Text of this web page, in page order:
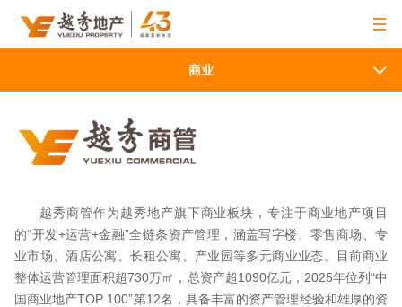
商业
越秀商管作为越秀地产旗下商业板块，专注于商业地产项目
的“开发+运营+金融”全链条资产管理，涵盖写字楼、零售商场、专
业市场、酒店公寓、长租公寓、产业园等多元商业业态。目前商业
整体运营管理面积超730万㎡，总资产超1090亿元，2025年位列“中
国商业地产TOP 100”第12名，具备丰富的资产管理经验和雄厚的资